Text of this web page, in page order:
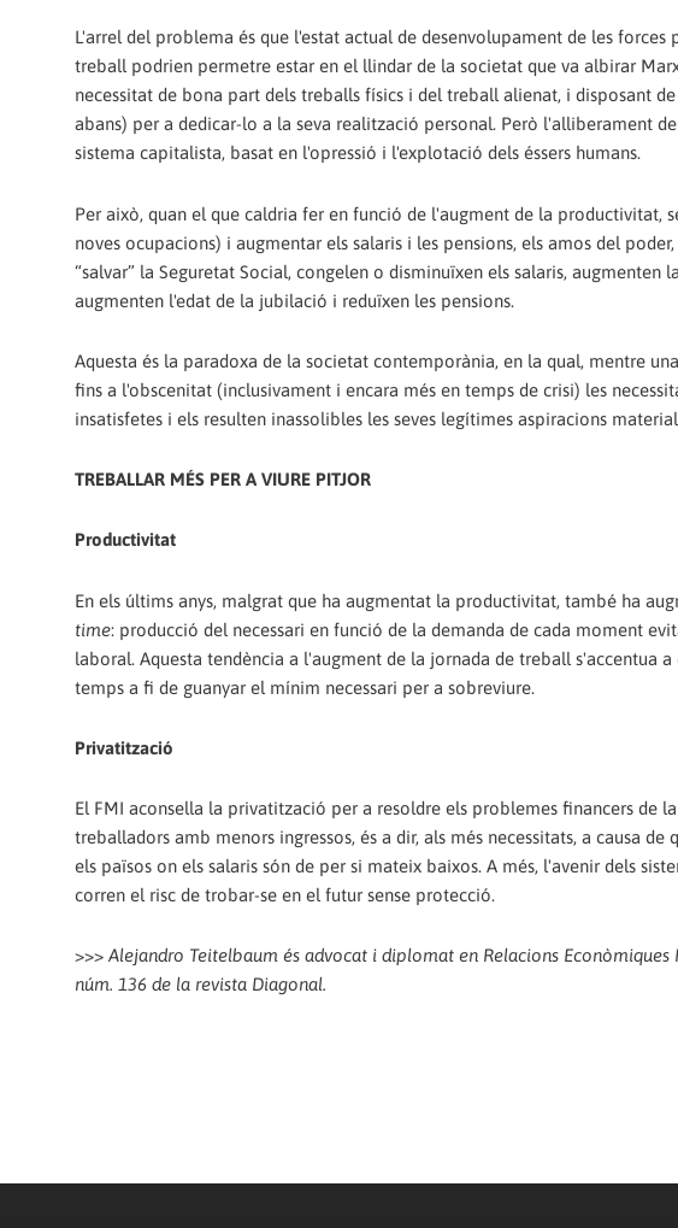
L'arrel del problema és que l'estat actual de desenvolupament de les
treball podrien permetre estar en el llindar de la societat que va albirar
necessitat de bona part dels treballs físics i del treball alienat, i disposant
abans) per a dedicar-lo a la seva realització personal. Però l'alliberament
sistema capitalista, basat en l'opressió i l'explotació dels éssers humans.
Per això, quan el que caldria fer en funció de l'augment de la
noves ocupacions) i augmentar els salaris i les pensions, els amos del
“salvar” la Seguretat Social, congelen o disminuïxen els salaris,
augmenten l'edat de la jubilació i reduïxen les pensions.
Aquesta és la paradoxa de la societat contemporània, en la qual, mentre
fins a l'obscenitat (inclusivament i encara més en temps de crisi) les
insatisfetes i els resulten inassolibles les seves legítimes aspiracions
TREBALLAR MÉS PER A VIURE PITJOR
Productivitat
En els últims anys, malgrat que ha augmentat la productivitat, també ha
time: producció del necessari en funció de la demanda de cada moment
laboral. Aquesta tendència a l'augment de la jornada de treball s'accentua
temps a fi de guanyar el mínim necessari per a sobreviure.
Privatització
El FMI aconsella la privatització per a resoldre els problemes financers de
treballadors amb menors ingressos, és a dir, als més necessitats, a causa
els països on els salaris són de per si mateix baixos. A més, l'avenir dels
corren el risc de trobar-se en el futur sense protecció.
>>> Alejandro Teitelbaum és advocat i diplomat en Relacions
núm. 136 de la revista Diagonal.